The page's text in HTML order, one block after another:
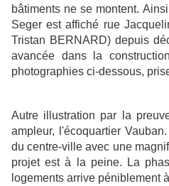
bâtiments ne se montent.
Seger est affiché rue
Tristan BERNARD) depuis
avancée dans la
photographies ci-dessous,
Autre illustration par la
ampleur, l'écoquartier
du centre-ville avec une
projet est à la peine. La
logements arrive péniblement